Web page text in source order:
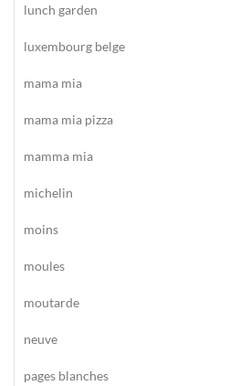
lunch garden
luxembourg belge
mama mia
mama mia pizza
mamma mia
michelin
moins
moules
moutarde
neuve
pages blanches